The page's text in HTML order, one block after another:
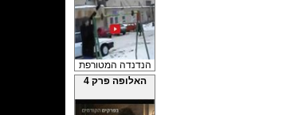
הנדנדה המטורפת
האלופה פרק 4